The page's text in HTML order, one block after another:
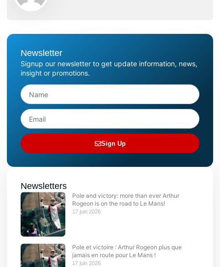
Newsletter
Signup our newsletter to get update information, news,
insight or promotions.
Sign Up
Newsletters
Pole and victory: more than ever Arthur
Rogeon is on the road to Le Mans!
17 juin 2026
Pole et victoire : Arthur Rogeon plus que
jamais en route pour Le Mans !
17 juin 2026